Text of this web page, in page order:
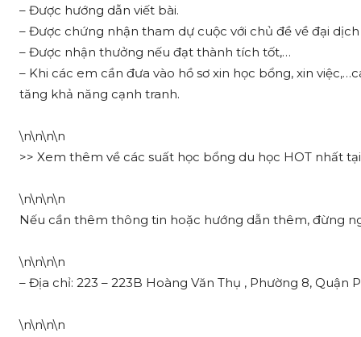
– Được hướng dẫn viết bài.
– Được chứng nhận tham dự cuộc với chủ đề về đại dịch
– Được nhận thưởng nếu đạt thành tích tốt,…
– Khi các em cần đưa vào hồ sơ xin học bổng, xin
tăng khả năng cạnh tranh.
\n\n\n\n
>> Xem thêm về các suất học bổng du học HOT nhất
\n\n\n\n
Nếu cần thêm thông tin hoặc hướng dẫn thêm, đừng
\n\n\n\n
– Địa chỉ: 223 – 223B Hoàng Văn Thụ , Phường 8, Quận
\n\n\n\n